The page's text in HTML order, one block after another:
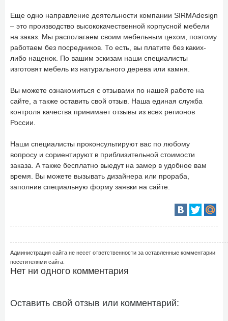
Еще одно направление деятельности компании SIRMAdesign
– это производство высококачественной корпусной мебели
на заказ. Мы располагаем своим мебельным цехом, поэтому
работаем без посредников. То есть, вы платите без каких-
либо наценок. По вашим эскизам наши специалисты
изготовят мебель из натурального дерева или камня.
Вы можете ознакомиться с отзывами по нашей работе на
сайте, а также оставить свой отзыв. Наша единая служба
контроля качества принимает отзывы из всех регионов
России.
Наши специалисты проконсультируют вас по любому
вопросу и сориентируют в приблизительной стоимости
заказа. А также бесплатно выедут на замер в удобное вам
время. Вы можете вызывать дизайнера или прораба,
заполнив специальную форму заявки на сайте.
Администрация сайта не несет ответственности за оставленные комментарии
посетителями сайта.
Нет ни одного комментария
Оставить свой отзыв или комментарий: